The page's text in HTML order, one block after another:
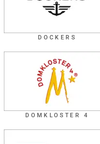
DOCKERS
DOMKLOSTER 4